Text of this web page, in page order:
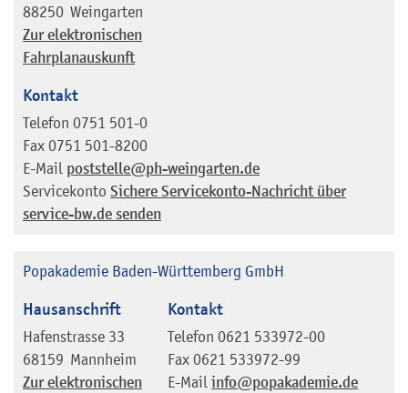
88250 Weingarten
Zur elektronischen
Fahrplanauskunft
Kontakt
Telefon 0751 501-0
Fax 0751 501-8200
E-Mail poststelle@ph-weingarten.de
Servicekonto Sichere Servicekonto-Nachricht über
service-bw.de senden
Popakademie Baden-Württemberg GmbH
Hausanschrift
Hafenstrasse 33
68159 Mannheim
Zur elektronischen
Kontakt
Telefon 0621 533972-00
Fax 0621 533972-99
E-Mail info@popakademie.de